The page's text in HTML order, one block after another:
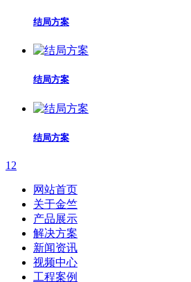
结局方案
结局方案
结局方案
1 2
网站首页
关于金竺
产品展示
解决方案
新闻资讯
视频中心
工程案例